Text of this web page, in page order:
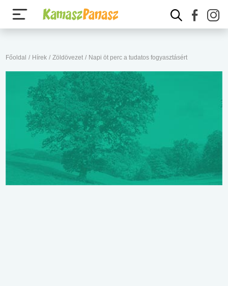
Főoldal / Hírek / Zöldövezet / Napi öt perc a tudatos fogyasztásért